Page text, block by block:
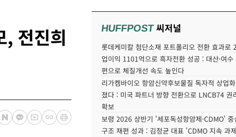
, 전진희
HUFFPOST씨저널
롯데케미칼 첨단소재 포트폴리오 전환 효과로
업이익 1101억으로 흑자전환 성공 : 대산·여수
편으로 체질개선 속도 높인다
리가켐바이오 항암신약후보물질 독자적 상업
졌다 : 미국 파트너 방향 전환으로 LNCB74 권
확보
보령 2026 상반기 '세포독성항암제·CDMO' 중
구조 재편 성과 : 김정균 대표 'CDMO 지속 과